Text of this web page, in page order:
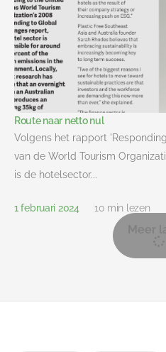
Route naar netto nul
Volgens het rapport
van de World Tourism
is de hotelsector...
1 februari 2024 10 min lezen